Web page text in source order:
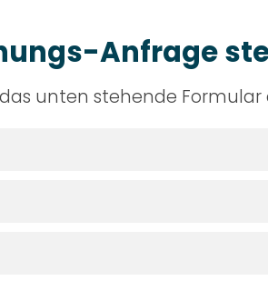
Anfrage
das unten stehende